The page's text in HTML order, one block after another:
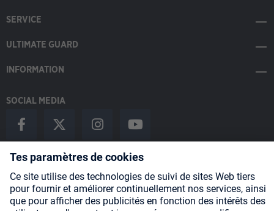
SERVICE
ULTIMATE GUARD
INFORMATION
SOCIAL MEDIA
Payment Methods
Shipping